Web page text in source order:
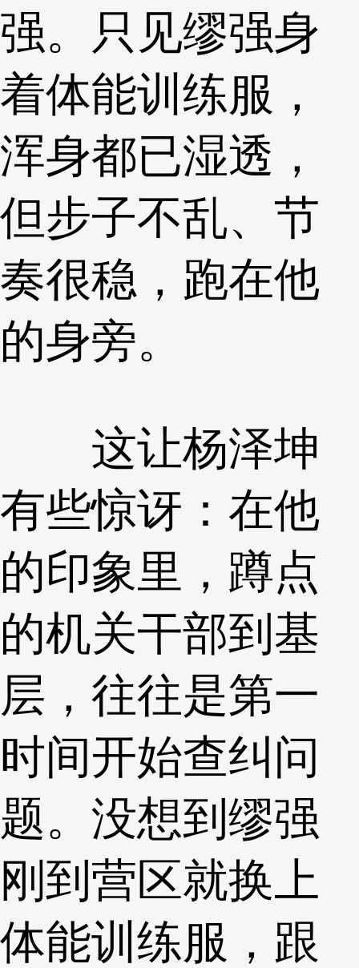
强。只见缪强身
着体能训练服，
浑身都已湿透，
但步子不乱、节
奏很稳，跑在他
的身旁。
这让杨泽坤
有些惊讶：在他
的印象里，蹲点
的机关干部到基
层，往往是第一
时间开始查纠问
题。没想到缪强
刚到营区就换上
体能训练服，跟